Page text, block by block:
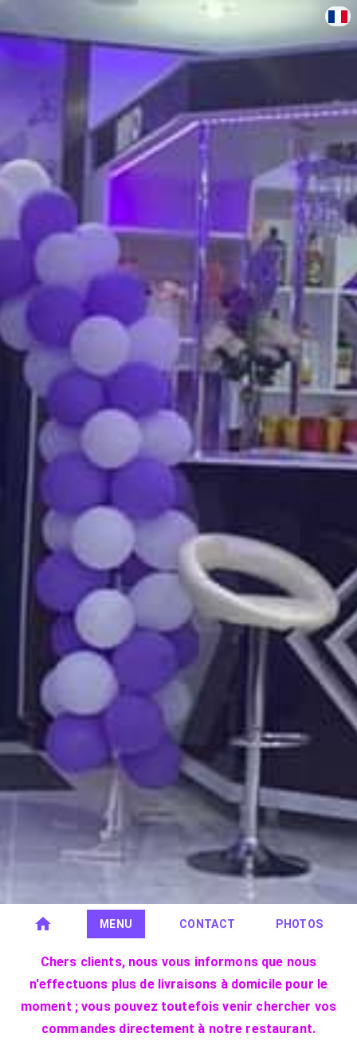
MENU CONTACT PHOTOS
Chers clients, nous vous informons que nous
n'effectuons plus de livraisons à domicile pour le
moment ; vous pouvez toutefois venir chercher vos
commandes directement à notre restaurant.